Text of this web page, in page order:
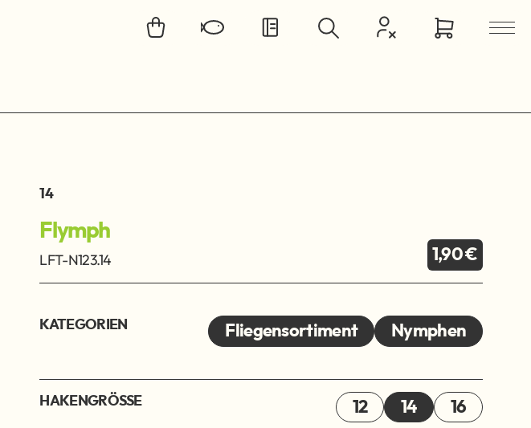
14
Flymph
LFT-N123.14 1,90 €
KATEGORIEN Fliegensortiment Nymphen
HAKENGRÖSSE 12 14 16